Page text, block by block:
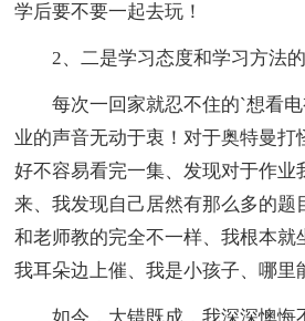
学后要不要一起去玩！
2、二是学习态度和学习方法的
每次一回家就忍不住的`想看电
业的声音无动于衷！对于奥特曼打
好不容易看完一集、发现对于作业
来、我发现自己居然有那么多的题
和老师教的完全不一样、我根本就
我耳朵边上催、我是小孩子、哪里